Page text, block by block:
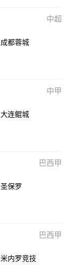
中超
成都蓉城
中甲
大连鲲城
巴西甲
圣保罗
巴西甲
米内罗竞技